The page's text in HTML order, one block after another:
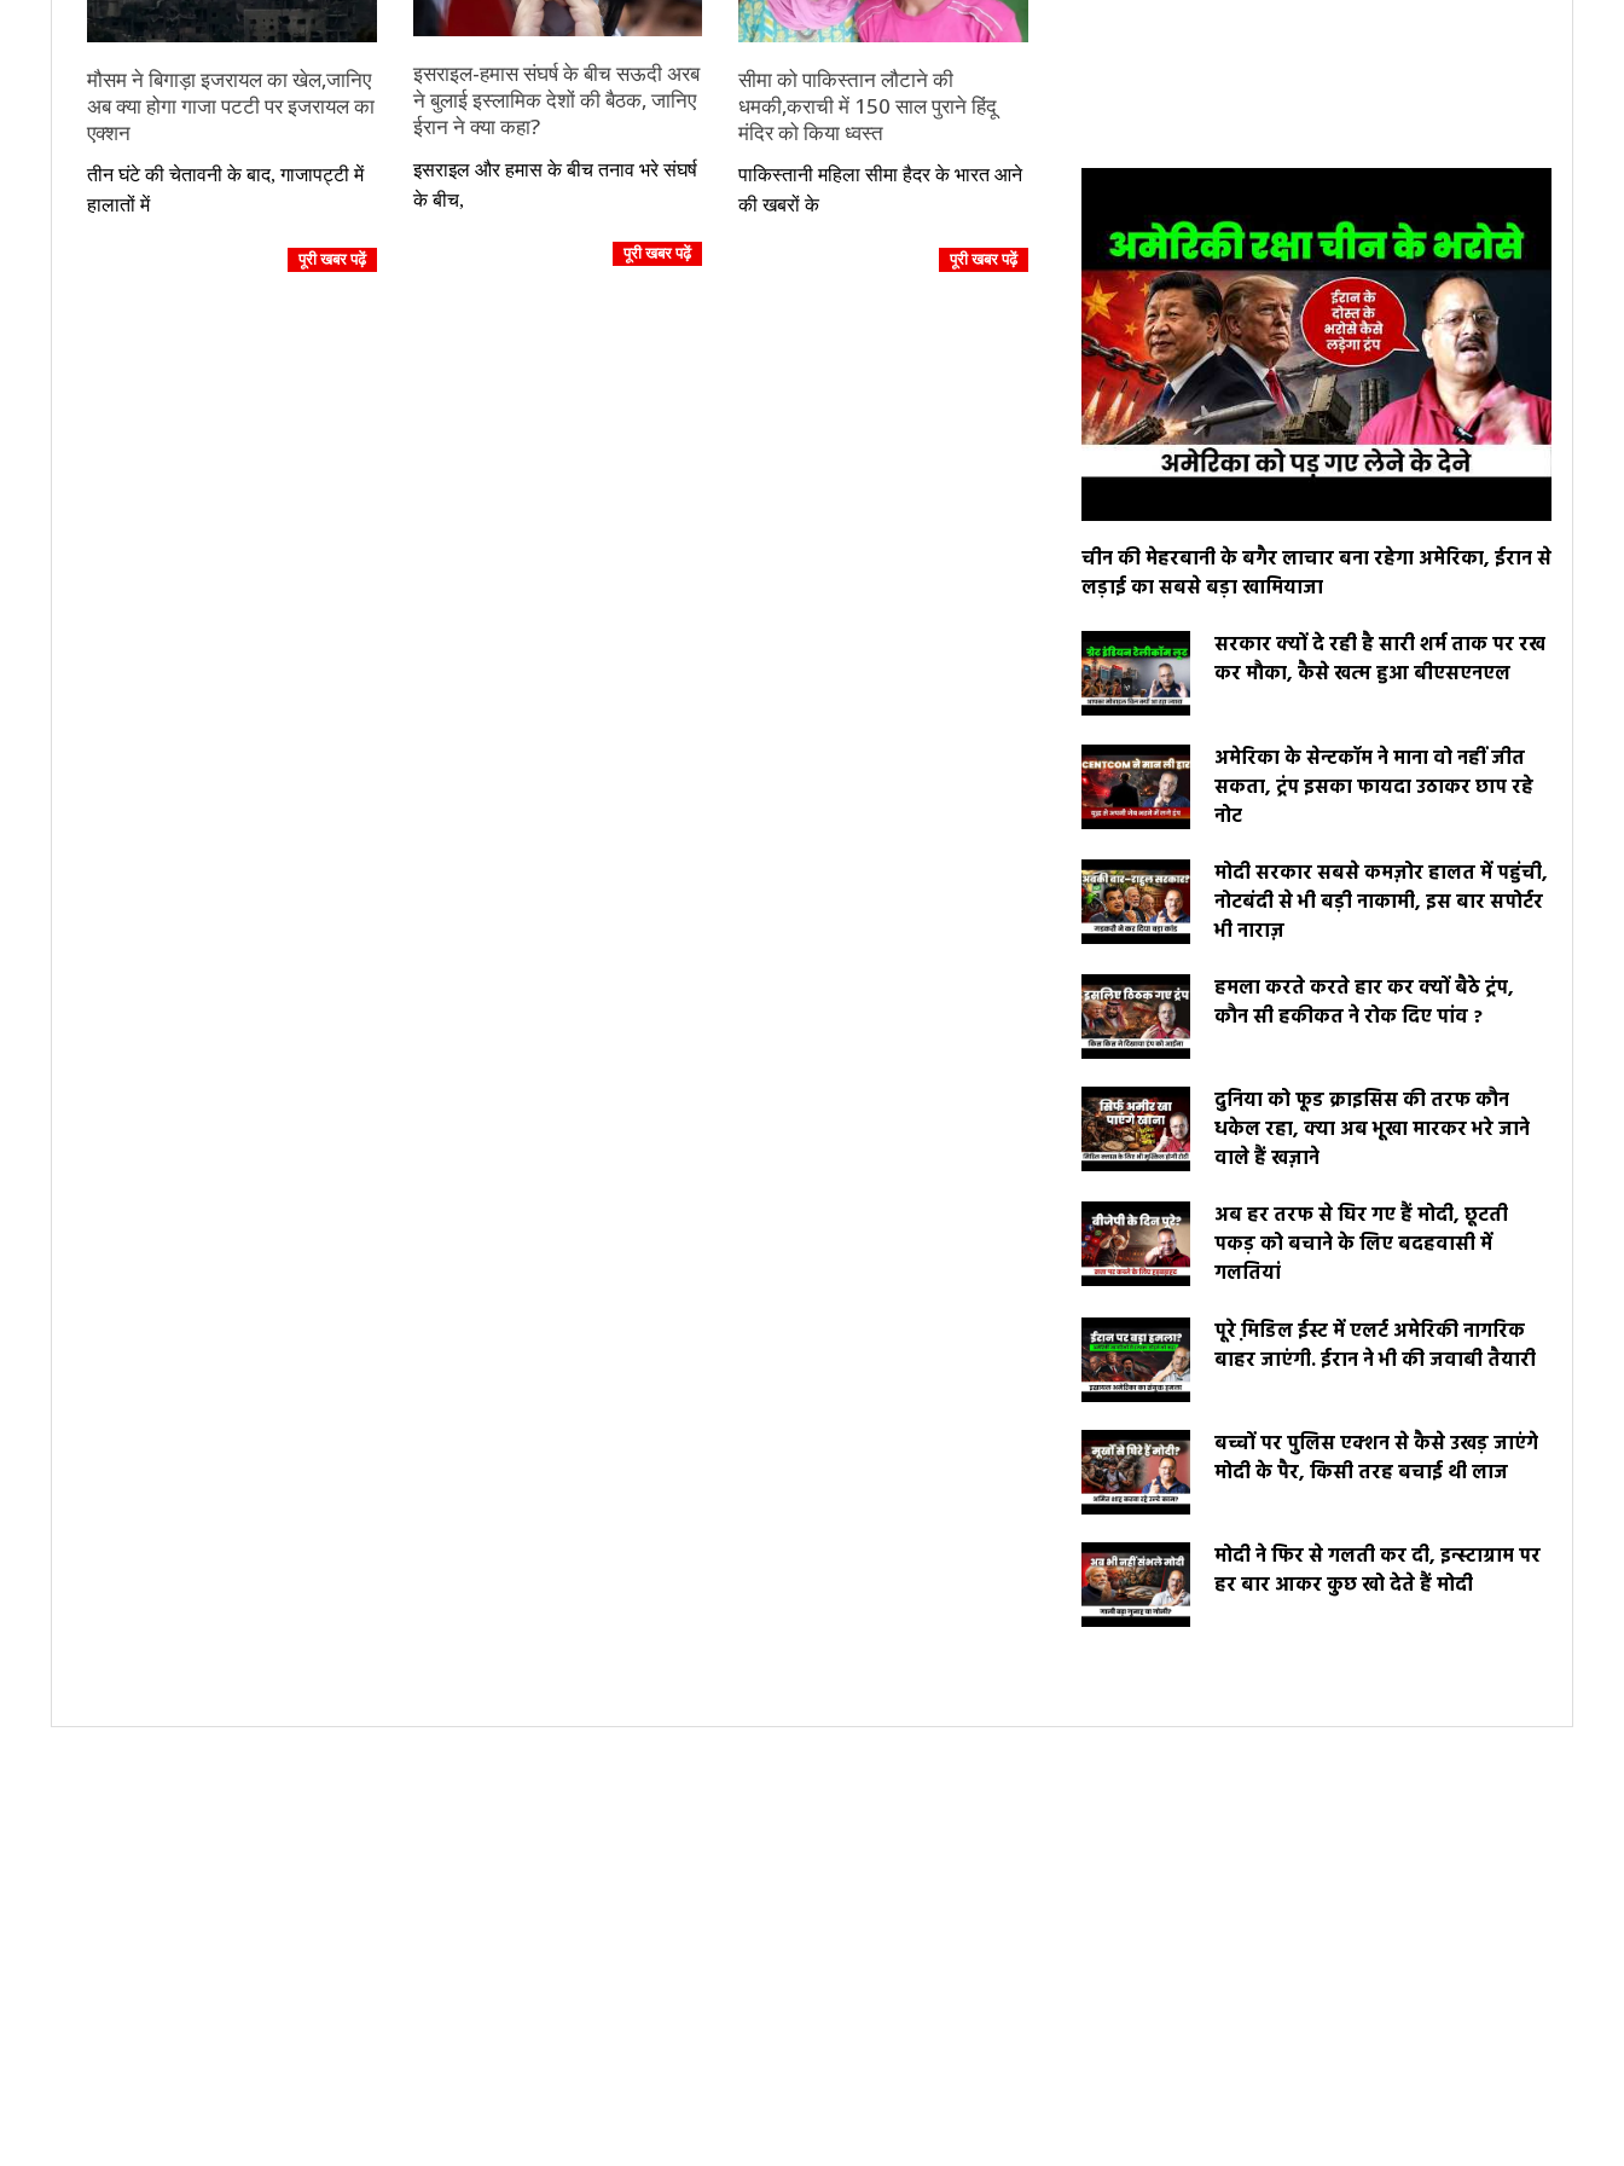
मौसम ने बिगाड़ा इजरायल का खेल,जानिए
अब क्या होगा गाजा पटटी पर इजरायल का
एक्शन
10-
15
तीन घंटे की चेतावनी के बाद, गाजापट्टी में
हालातों में
पूरी खबर पढ़ें
इसराइल-हमास संघर्ष के बीच सऊदी अरब
ने बुलाई इस्लामिक देशों की बैठक, जानिए
ईरान ने क्या कहा?
10-
15
इसराइल और हमास के बीच तनाव भरे संघर्ष
के बीच,
पूरी खबर पढ़ें
सीमा को पाकिस्तान लौटाने की
धमकी,कराची में 150 साल पुराने हिंदू
मंदिर को किया ध्वस्त
07-
17
पाकिस्तानी महिला सीमा हैदर के भारत आने
की खबरों के
पूरी खबर पढ़ें
चीन की मेहरबानी के बगैर लाचार बना रहेगा अमेरिका, ईरान से
लड़ाई का सबसे बड़ा खामियाजा
सरकार क्यों दे रही है सारी शर्म ताक पर रख
कर मौका, कैसे खत्म हुआ बीएसएनएल
अमेरिका के सेन्टकॉम ने माना वो नहीं जीत
सकता, ट्रंप इसका फायदा उठाकर छाप रहे
नोट
मोदी सरकार सबसे कमज़ोर हालत में पहुंची,
नोटबंदी से भी बड़ी नाकामी, इस बार सपोर्टर
भी नाराज़
हमला करते करते हार कर क्यों बैठे ट्रंप,
कौन सी हकीकत ने रोक दिए पांव ?
दुनिया को फूड क्राइसिस की तरफ कौन
धकेल रहा, क्या अब भूखा मारकर भरे जाने
वाले हैं खज़ाने
अब हर तरफ से घिर गए हैं मोदी, छूटती
पकड़ को बचाने के लिए बदहवासी में
गलतियां
पूरे मि़डिल ईस्ट में एलर्ट अमेरिकी नागरिक
बाहर जाएंगी. ईरान ने भी की जवाबी तैयारी
बच्चों पर पुलिस एक्शन से कैसे उखड़ जाएंगे
मोदी के पैर, किसी तरह बचाई थी लाज
मोदी ने फिर से गलती कर दी, इन्स्टाग्राम पर
हर बार आकर कुछ खो देते हैं मोदी